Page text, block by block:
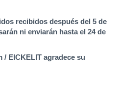
recibidos después del 5 de
ni enviarán hasta el 24 de
EICKELIT agradece su